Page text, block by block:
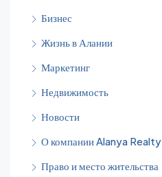
Бизнес
Жизнь в Алании
Маркетинг
Недвижимость
Новости
О компании Alanya Realty
Право и место жительства